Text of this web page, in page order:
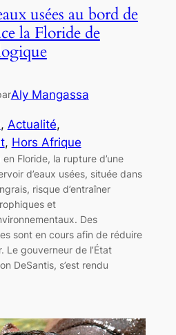
usées au bord de
la Floride de
Aly Mangassa
, Actualité
, Hors Afrique
Floride, la rupture d’une
d’eaux usées, située dans
risque d’entraîner
et
Des
sont en cours afin de réduire
Le gouverneur de l’État
DeSantis, s’est rendu